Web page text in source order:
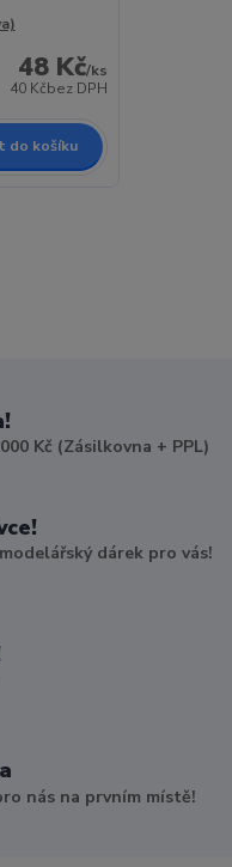
48 Kč/ks
40 Kčbez DPH
do košíku
Kč (Zásilkovna + PPL)
dárek pro vás!
nás na prvním místě!